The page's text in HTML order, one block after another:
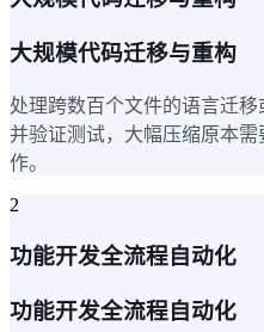
大规模代码迁移与重构
处理跨数百个文件的语言迁
并验证测试，大幅压缩原本
作。
2
功能开发全流程自动化
功能开发全流程自动化